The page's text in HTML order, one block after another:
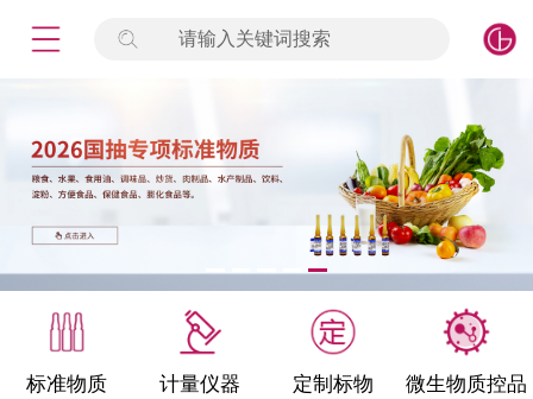
请输入关键词搜索
标准物质 计量仪器 定制标物 微生物质控品
标准物质
产品专项
微生物检测/质控品